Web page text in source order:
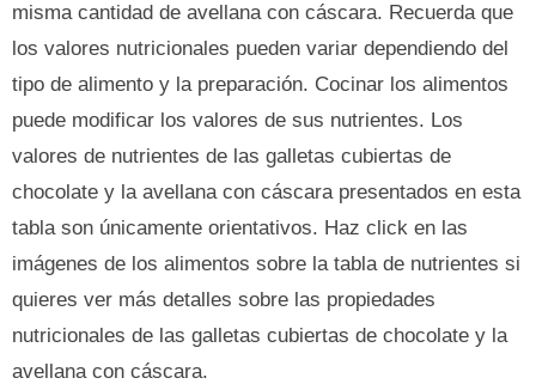
misma cantidad de avellana con cáscara. Recuerda que
los valores nutricionales pueden variar dependiendo del
tipo de alimento y la preparación. Cocinar los alimentos
puede modificar los valores de sus nutrientes. Los
valores de nutrientes de las galletas cubiertas de
chocolate y la avellana con cáscara presentados en esta
tabla son únicamente orientativos. Haz click en las
imágenes de los alimentos sobre la tabla de nutrientes si
quieres ver más detalles sobre las propiedades
nutricionales de las galletas cubiertas de chocolate y la
avellana con cáscara.